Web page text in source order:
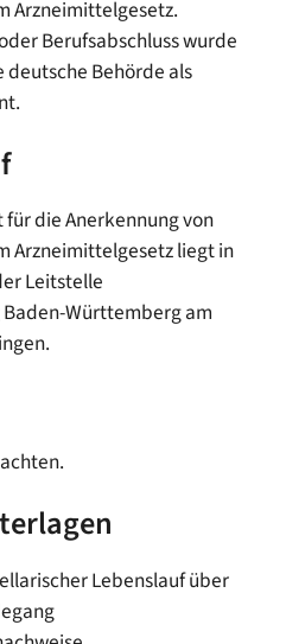
Arzneimittelgesetz.
Berufsabschluss wurde
Behörde als
die Anerkennung von
Arzneimittelgesetz liegt in
Leitstelle
Württemberg am
Lebenslauf über